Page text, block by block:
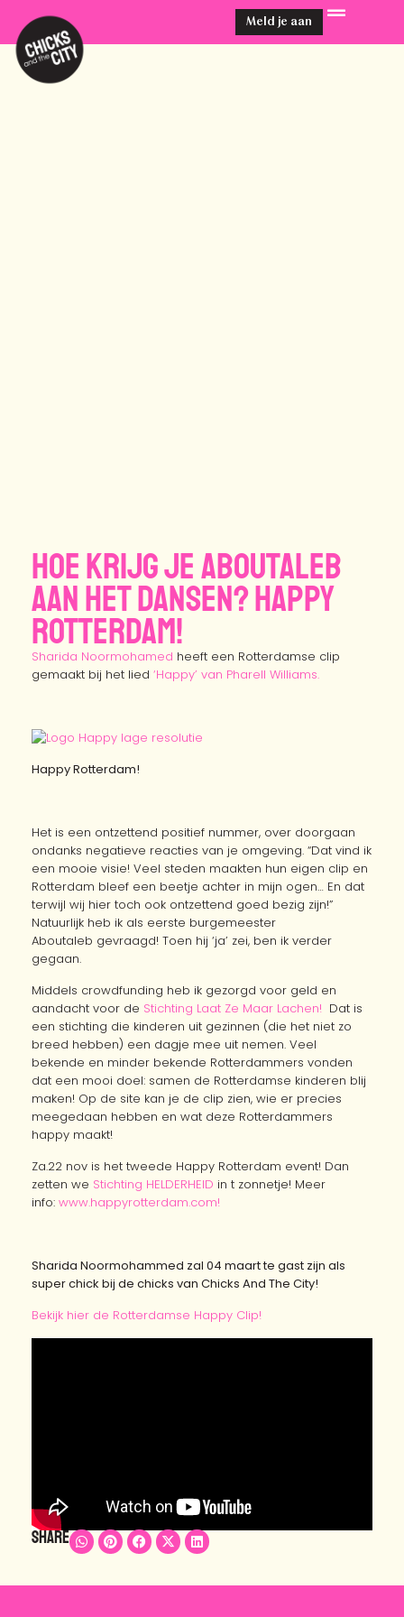
Meld je aan
Hoe krijg je Aboutaleb
aan het dansen? Happy
Rotterdam!
Sharida Noormohamed heeft een Rotterdamse clip
gemaakt bij het lied ‘Happy’ van Pharell Williams.
Happy Rotterdam!
Het is een ontzettend positief nummer, over doorgaan
ondanks negatieve reacties van je omgeving. “Dat vind ik
een mooie visie! Veel steden maakten hun eigen clip en
Rotterdam bleef een beetje achter in mijn ogen… En dat
terwijl wij hier toch ook ontzettend goed bezig zijn!”
Natuurlijk heb ik als eerste burgemeester
Aboutaleb gevraagd! Toen hij ‘ja’ zei, ben ik verder
gegaan.
Middels crowdfunding heb ik gezorgd voor geld en
aandacht voor de Stichting Laat Ze Maar Lachen! Dat is
een stichting die kinderen uit gezinnen (die het niet zo
breed hebben) een dagje mee uit nemen. Veel
bekende en minder bekende Rotterdammers vonden
dat een mooi doel: samen de Rotterdamse kinderen blij
maken! Op de site kan je de clip zien, wie er precies
meegedaan hebben en wat deze Rotterdammers
happy maakt!
Za.22 nov is het tweede Happy Rotterdam event! Dan
zetten we Stichting HELDERHEID in t zonnetje! Meer
info: www.happyrotterdam.com!
Sharida Noormohammed zal 04 maart te gast zijn als
super chick bij de chicks van Chicks And The City!
Bekijk hier de Rotterdamse Happy Clip!
Share